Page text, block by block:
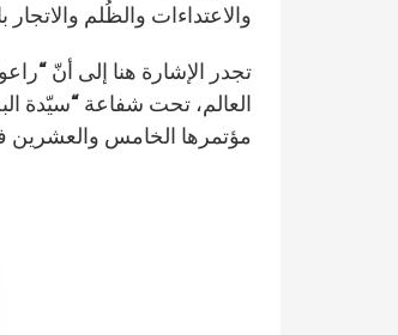
والاعتداءات والظُلم
العالم، تحت شفاعة “سيّدة
مؤتمرها الخامس والعشرين في غلاسكو عام